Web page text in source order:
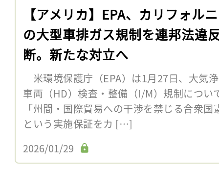
【アメリカ】EPA、カリフォル
の大型車排ガス規制を連邦法違
断。新たな対立へ
米環境保護庁（EPA）は1月27日、大気
車両（HD）検査・整備（I/M）規制につい
「州間・国際貿易への干渉を禁じる合衆
という実施保証をカ […]
2026/01/29